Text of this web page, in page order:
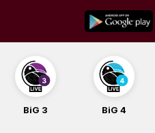
content
BiG 4 BiG Balade